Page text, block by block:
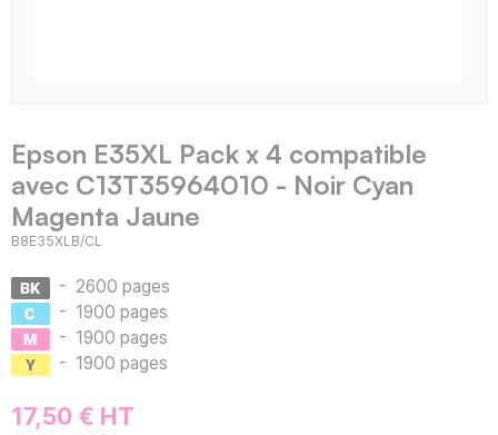
Epson E35XL Pack x 4 compatible
avec C13T35964010 - Noir Cyan
Magenta Jaune
B8E35XLB/CL
- 2600 pages
- 1900 pages
- 1900 pages
- 1900 pages
17,50 € HT